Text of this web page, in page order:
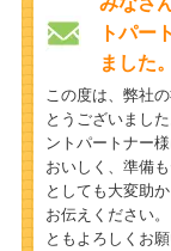
トパー
ました。
この度は、弊社
とうございまし
ントパートナー
おいしく、準備
としても大変助
お伝えください
ともよろしくお